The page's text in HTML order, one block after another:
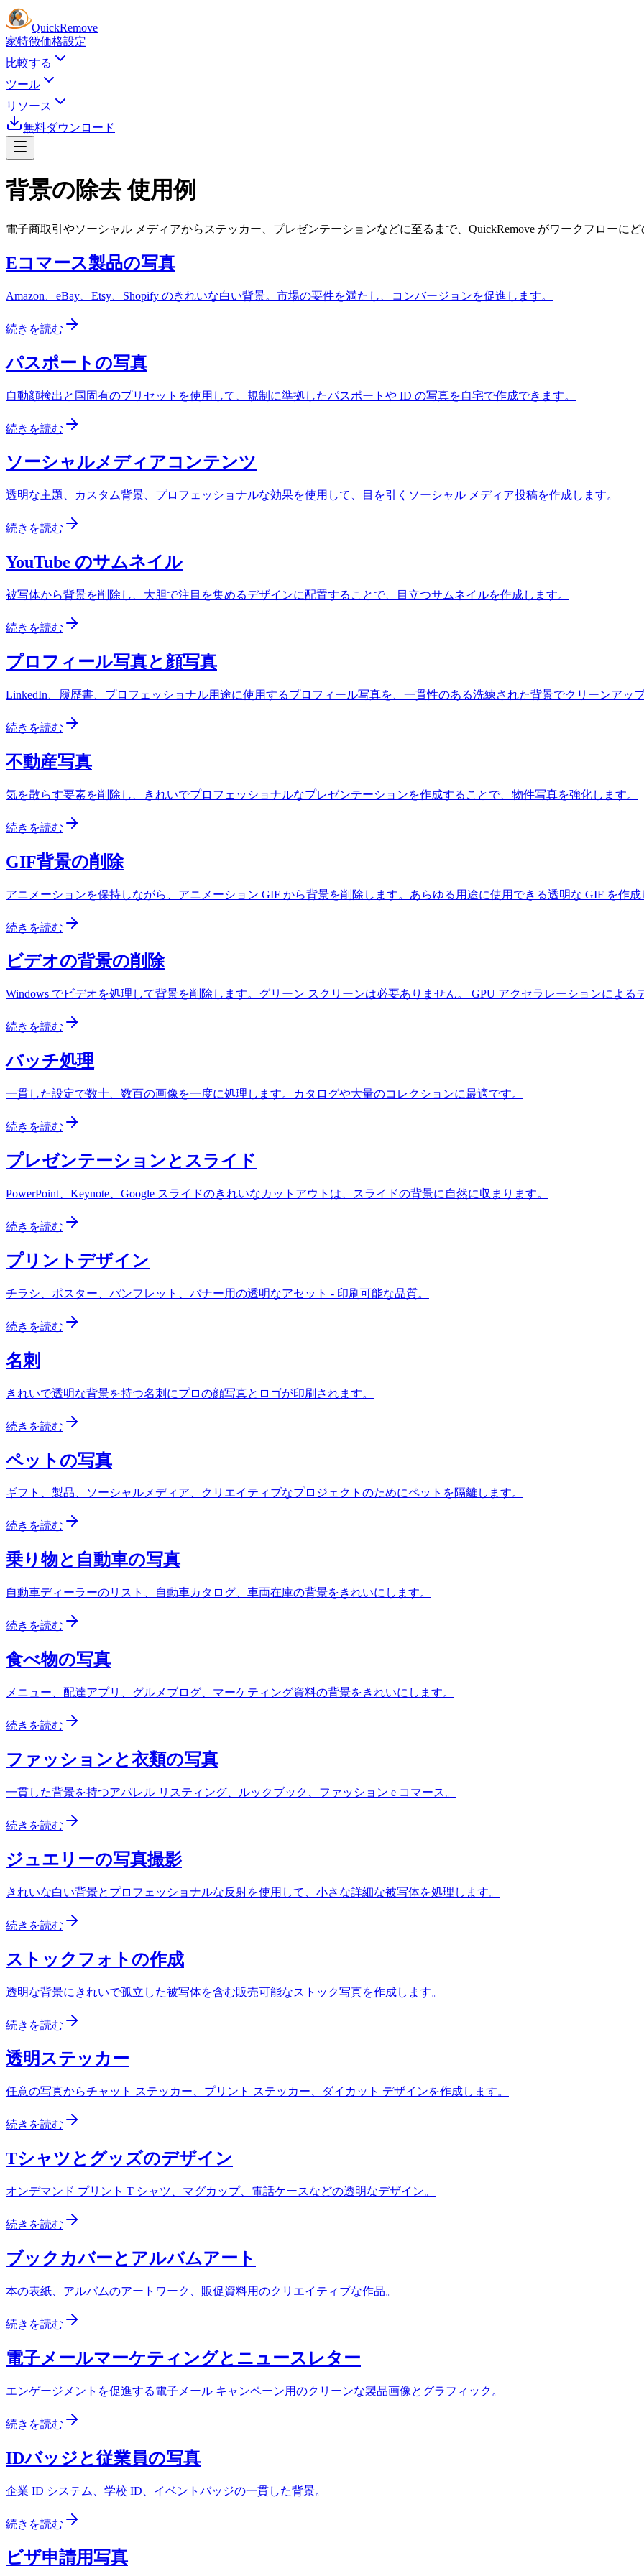
QuickRemove
家特徴価格設定
比較する
ツール
リソース
無料ダウンロード
背景の除去 使用例
電子商取引やソーシャル メディアからステッカー、プレゼンテーションなどに至るまで、QuickRemove がワークフローに
Eコマース製品の写真
Amazon、eBay、Etsy、Shopify のきれいな白い背景。市場の要件を満たし、コンバージョンを促進します。
続きを読む
パスポートの写真
自動顔検出と国固有のプリセットを使用して、規制に準拠したパスポートや ID の写真を自宅で作成できます。
続きを読む
ソーシャルメディアコンテンツ
透明な主題、カスタム背景、プロフェッショナルな効果を使用して、目を引くソーシャル メディア投稿を作成します。
続きを読む
YouTube のサムネイル
被写体から背景を削除し、大胆で注目を集めるデザインに配置することで、目立つサムネイルを作成します。
続きを読む
プロフィール写真と顔写真
LinkedIn、履歴書、プロフェッショナル用途に使用するプロフィール写真を、一貫性のある洗練された背景でクリーンアップ
続きを読む
不動産写真
気を散らす要素を削除し、きれいでプロフェッショナルなプレゼンテーションを作成することで、物件写真を強化します。
続きを読む
GIF背景の削除
アニメーションを保持しながら、アニメーション GIF から背景を削除します。あらゆる用途に使用できる透明な GIF を作成
続きを読む
ビデオの背景の削除
Windows でビデオを処理して背景を削除します。グリーン スクリーンは必要ありません。 GPU アクセラレーションによる
続きを読む
バッチ処理
一貫した設定で数十、数百の画像を一度に処理します。カタログや大量のコレクションに最適です。
続きを読む
プレゼンテーションとスライド
PowerPoint、Keynote、Google スライドのきれいなカットアウトは、スライドの背景に自然に収まります。
続きを読む
プリントデザイン
チラシ、ポスター、パンフレット、バナー用の透明なアセット - 印刷可能な品質。
続きを読む
名刺
きれいで透明な背景を持つ名刺にプロの顔写真とロゴが印刷されます。
続きを読む
ペットの写真
ギフト、製品、ソーシャルメディア、クリエイティブなプロジェクトのためにペットを隔離します。
続きを読む
乗り物と自動車の写真
自動車ディーラーのリスト、自動車カタログ、車両在庫の背景をきれいにします。
続きを読む
食べ物の写真
メニュー、配達アプリ、グルメブログ、マーケティング資料の背景をきれいにします。
続きを読む
ファッションと衣類の写真
一貫した背景を持つアパレル リスティング、ルックブック、ファッション e コマース。
続きを読む
ジュエリーの写真撮影
きれいな白い背景とプロフェッショナルな反射を使用して、小さな詳細な被写体を処理します。
続きを読む
ストックフォトの作成
透明な背景にきれいで孤立した被写体を含む販売可能なストック写真を作成します。
続きを読む
透明ステッカー
任意の写真からチャット ステッカー、プリント ステッカー、ダイカット デザインを作成します。
続きを読む
Tシャツとグッズのデザイン
オンデマンド プリント T シャツ、マグカップ、電話ケースなどの透明なデザイン。
続きを読む
ブックカバーとアルバムアート
本の表紙、アルバムのアートワーク、販促資料用のクリエイティブな作品。
続きを読む
電子メールマーケティングとニュースレター
エンゲージメントを促進する電子メール キャンペーン用のクリーンな製品画像とグラフィック。
続きを読む
IDバッジと従業員の写真
企業 ID システム、学校 ID、イベントバッジの一貫した背景。
続きを読む
ビザ申請用写真